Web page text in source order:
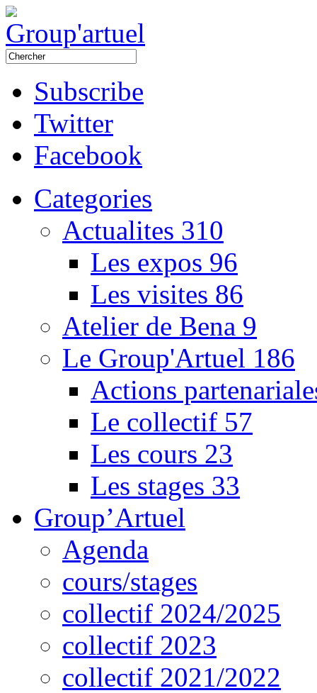
Subscribe
Twitter
Facebook
Categories
Actualites 310
Les expos 96
Les visites 86
Atelier de Bena 9
Le Group'Artuel 186
Actions
Le collectif 57
Les cours 23
Les stages 33
Group’Artuel
Agenda
cours/stages
collectif 2024/2025
collectif 2023
collectif 2021/2022